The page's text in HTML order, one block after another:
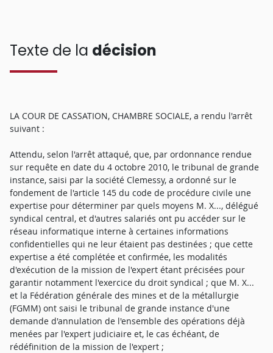
Texte de la décision
LA COUR DE CASSATION, CHAMBRE SOCIALE, a rendu l'arrêt
suivant :
Attendu, selon l'arrêt attaqué, que, par ordonnance rendue
sur requête en date du 4 octobre 2010, le tribunal de grande
instance, saisi par la société Clemessy, a ordonné sur le
fondement de l'article 145 du code de procédure civile une
expertise pour déterminer par quels moyens M. X..., délégué
syndical central, et d'autres salariés ont pu accéder sur le
réseau informatique interne à certaines informations
confidentielles qui ne leur étaient pas destinées ; que cette
expertise a été complétée et confirmée, les modalités
d'exécution de la mission de l'expert étant précisées pour
garantir notamment l'exercice du droit syndical ; que M. X...
et la Fédération générale des mines et de la métallurgie
(FGMM) ont saisi le tribunal de grande instance d'une
demande d'annulation de l'ensemble des opérations déjà
menées par l'expert judiciaire et, le cas échéant, de
rédéfinition de la mission de l'expert ;